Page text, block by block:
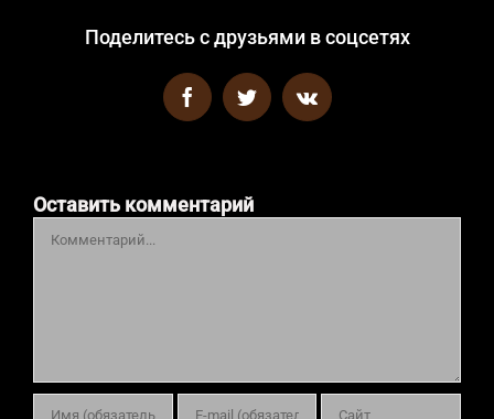
Поделитесь с друзьями в соцсетях
FacebookTwitterVk
Оставить комментарий